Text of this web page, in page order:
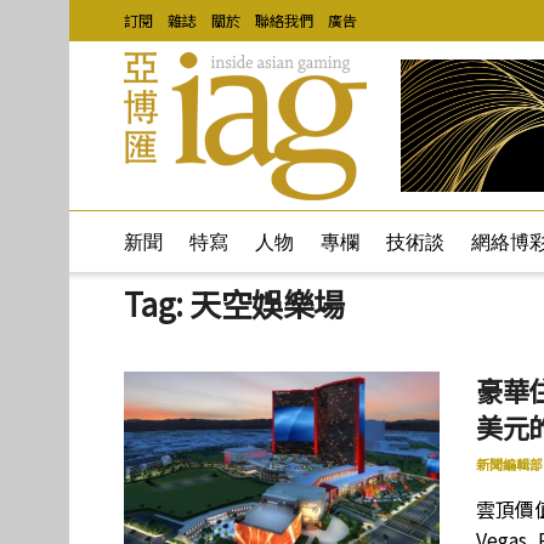
訂閱 雜誌 關於 聯絡我們 廣告
新聞 特寫 人物 專欄 技術談 網絡博
Tag: 天空娛樂場
豪華
美元
新聞編輯部
雲頂價